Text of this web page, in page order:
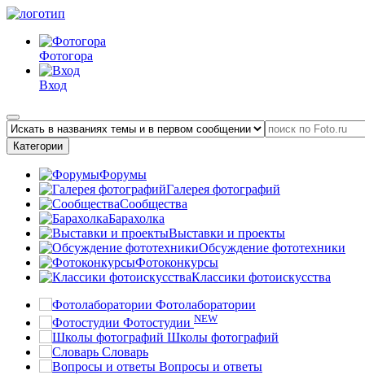
Фотогора
Вход
Категории
Форумы
Галерея фотографий
Сообщества
Барахолка
Выставки и проекты
Обсуждение фототехники
Фотоконкурсы
Классики фотоискусства
Фотолаборатории
Фотостудии NEW
Школы фотографий
Словарь
Вопросы и ответы